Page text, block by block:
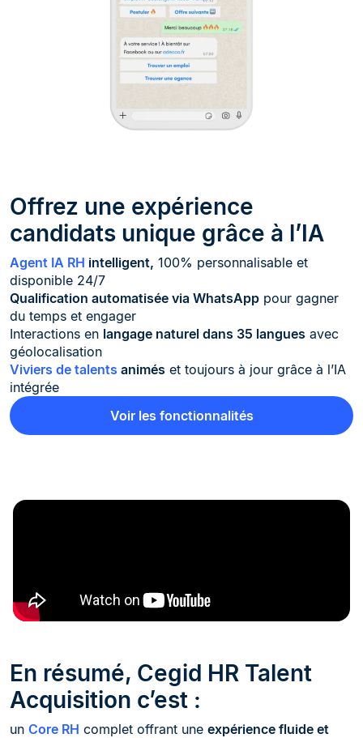
Offrez une expérience
candidats unique grâce à l’IA
Agent IA RH intelligent, 100% personnalisable et
disponible 24/7
Qualification automatisée via WhatsApp pour gagner
du temps et engager
Interactions en langage naturel dans 35 langues avec
géolocalisation
Viviers de talents animés et toujours à jour grâce à l’IA
intégrée
Voir les fonctionnalités
En résumé, Cegid HR Talent
Acquisition c’est :
un Core RH complet offrant une expérience fluide et